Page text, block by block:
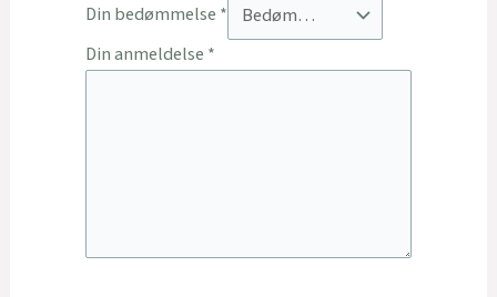
Din bedømmelse *
Din anmeldelse *